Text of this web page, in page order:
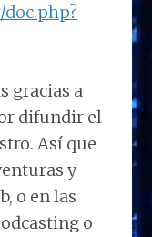
gracias a
difundir el
Así que
y
o en las
o